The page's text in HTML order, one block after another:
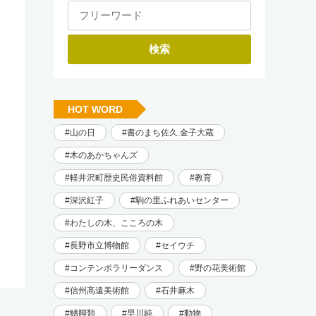
HOT WORD
山の日 書のまち佐久.金子大蔵
木のあかちゃんズ
軽井沢町歴史民俗資料館 教育
深沢紅子 駒の里ふれあいセンター
わたしの木、こころの木
長野市立博物館 セイウチ
コンテンポラリーダンス 野の花美術館
信州高遠美術館 石井麻木
鰭脚類 早川純 動物